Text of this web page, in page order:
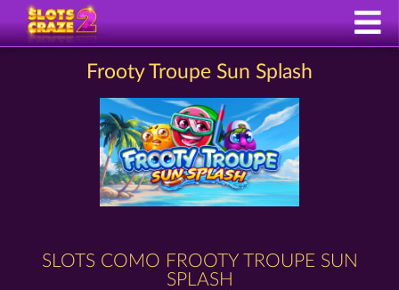
Frooty Troupe Sun Splash
SLOTS COMO FROOTY TROUPE SUN
SPLASH